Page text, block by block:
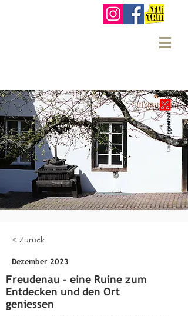
< Zurück
Dezember 2023
Freudenau - eine Ruine zum
Entdecken und den Ort
geniessen